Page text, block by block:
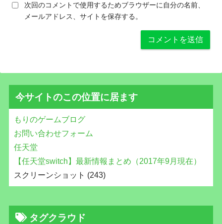
次回のコメントで使用するためブラウザーに自分の名前、
メールアドレス、サイトを保存する。
今サイトのこの位置に居ます
もりのゲームブログ
お問い合わせフォーム
任天堂
【任天堂switch】最新情報まとめ（2017年9月現在）
スクリーンショット (243)
タグクラウド